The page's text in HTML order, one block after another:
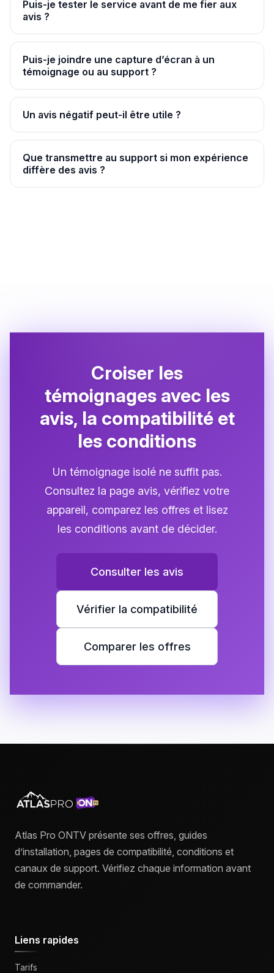
Puis-je tester le service avant de me fier aux
avis ?
Puis-je joindre une capture d’écran à un
témoignage ou au support ?
Un avis négatif peut-il être utile ?
Que transmettre au support si mon expérience
diffère des avis ?
Croiser les
témoignages avec les
avis, la compatibilité et
les conditions
Un témoignage isolé ne suffit pas.
Consultez la page avis, vérifiez votre
appareil, comparez les offres et lisez
les conditions avant de décider.
Consulter les avis
Vérifier la compatibilité
Comparer les offres
Atlas Pro ONTV présente ses offres, guides
d’installation, pages de compatibilité, conditions et
canaux de support. Vérifiez chaque information avant
de commander.
Liens rapides
Tarifs